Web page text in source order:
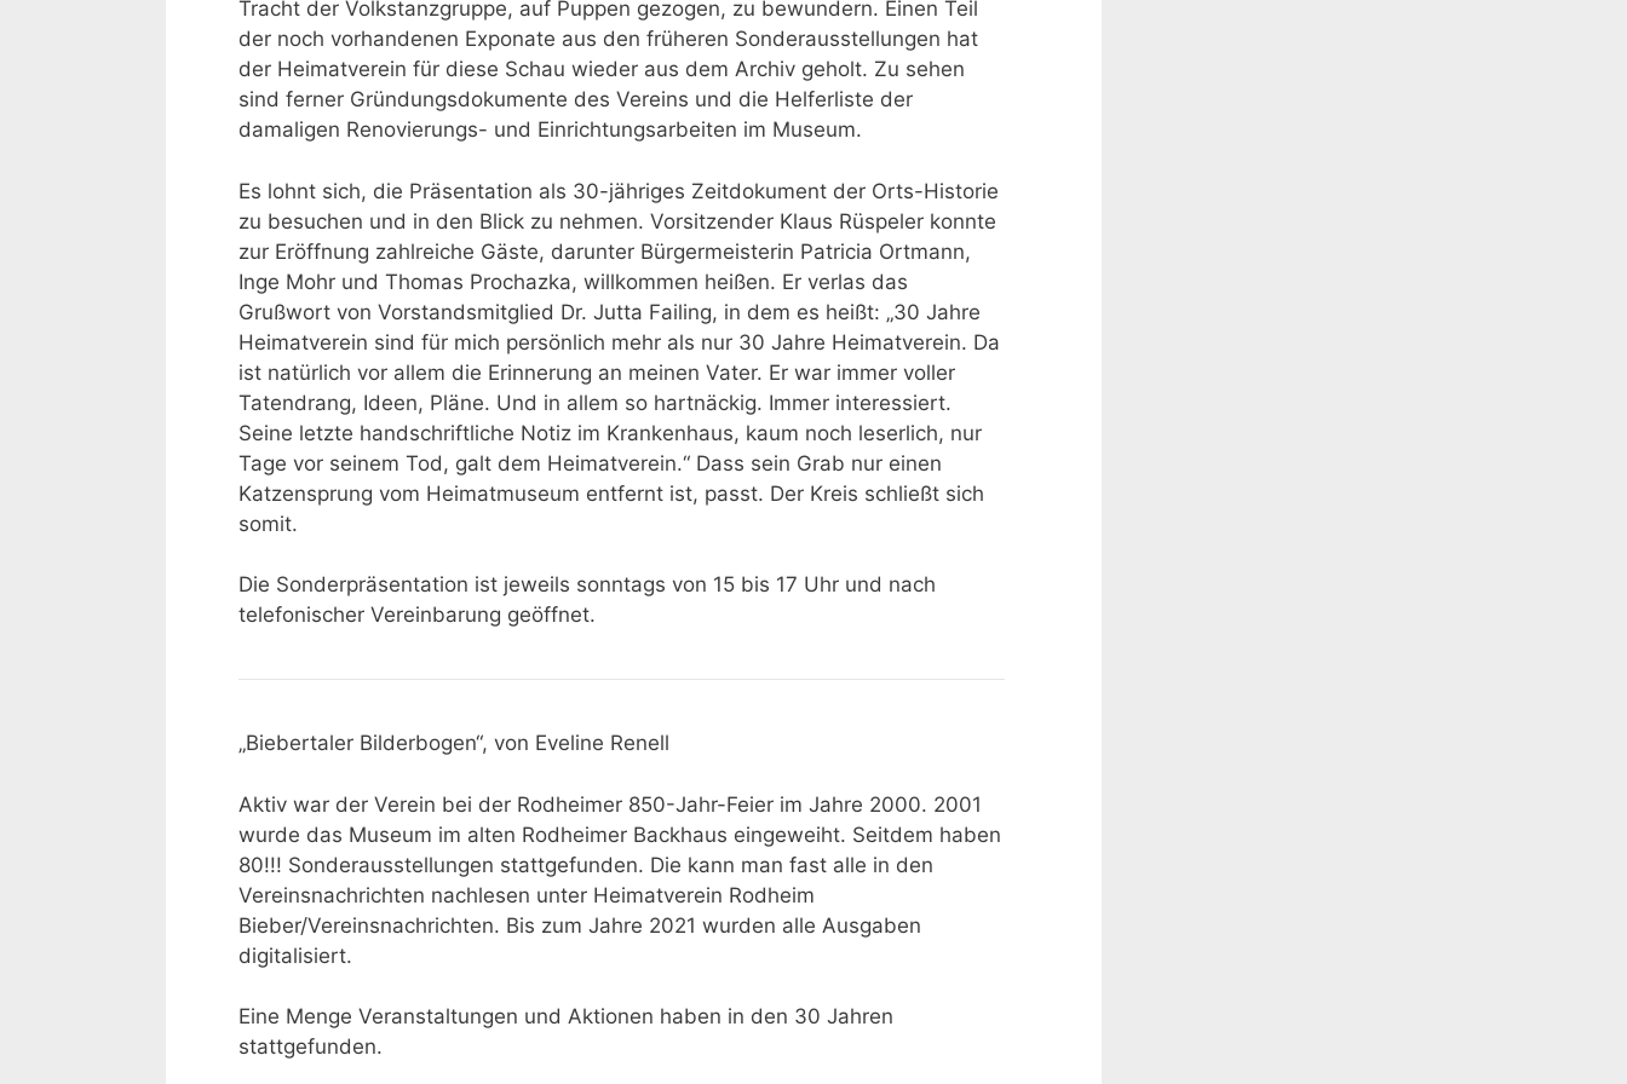
Tracht der Volkstanzgruppe, auf Puppen gezogen, zu bewundern. Einen Teil
der noch vorhandenen Exponate aus den früheren Sonderausstellungen hat
der Heimatverein für diese Schau wieder aus dem Archiv geholt. Zu sehen
sind ferner Gründungsdokumente des Vereins und die Helferliste der
damaligen Renovierungs- und Einrichtungsarbeiten im Museum.
Es lohnt sich, die Präsentation als 30-jähriges Zeitdokument der Orts-Historie
zu besuchen und in den Blick zu nehmen. Vorsitzender Klaus Rüspeler konnte
zur Eröffnung zahlreiche Gäste, darunter Bürgermeisterin Patricia Ortmann,
Inge Mohr und Thomas Prochazka, willkommen heißen. Er verlas das
Grußwort von Vorstandsmitglied Dr. Jutta Failing, in dem es heißt: „30 Jahre
Heimatverein sind für mich persönlich mehr als nur 30 Jahre Heimatverein. Da
ist natürlich vor allem die Erinnerung an meinen Vater. Er war immer voller
Tatendrang, Ideen, Pläne. Und in allem so hartnäckig. Immer interessiert.
Seine letzte handschriftliche Notiz im Krankenhaus, kaum noch leserlich, nur
Tage vor seinem Tod, galt dem Heimatverein.“ Dass sein Grab nur einen
Katzensprung vom Heimatmuseum entfernt ist, passt. Der Kreis schließt sich
somit.
Die Sonderpräsentation ist jeweils sonntags von 15 bis 17 Uhr und nach
telefonischer Vereinbarung geöffnet.
„Biebertaler Bilderbogen“, von Eveline Renell
Aktiv war der Verein bei der Rodheimer 850-Jahr-Feier im Jahre 2000. 2001
wurde das Museum im alten Rodheimer Backhaus eingeweiht. Seitdem haben
80!!! Sonderausstellungen stattgefunden. Die kann man fast alle in den
Vereinsnachrichten nachlesen unter Heimatverein Rodheim
Bieber/Vereinsnachrichten. Bis zum Jahre 2021 wurden alle Ausgaben
digitalisiert.
Eine Menge Veranstaltungen und Aktionen haben in den 30 Jahren
stattgefunden.